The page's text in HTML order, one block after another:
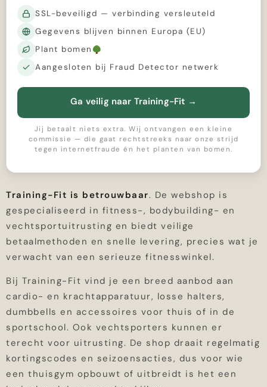
SSL-beveiligd — verbinding versleuteld
Gegevens blijven binnen Europa (EU)
Plant bomen
Aangesloten bij Fraud Detector netwerk
Ga veilig naar Training-Fit →
Jij betaalt niets extra. Wij ontvangen een kleine
commissie — die gaat rechtstreeks naar onze strijd
tegen internetfraude én het planten van bomen.
Training-Fit is betrouwbaar. De webshop is
gespecialiseerd in fitness-, bodybuilding- en
vechtsportuitrusting en biedt veilige
betaalmethoden en snelle levering, precies wat je
verwacht van een serieuze fitnesswinkel.
Bij Training-Fit vind je een breed aanbod aan
cardio- en krachtapparatuur, losse halters,
dumbbells en accessoires voor thuis of in de
sportschool. Ook vechtsporters kunnen er
terecht voor uitrusting. De shop draait regelmatig
kortingscodes en seizoensacties, dus voor wie
een thuisgym opbouwt of uitbreidt is het een